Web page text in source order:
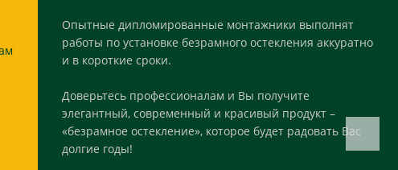
Опытные дипломированные монтажники выполнят
работы по установке безрамного остекления аккуратно
и в короткие сроки.
Доверьтесь профессионалам и Вы получите
элегантный, современный и красивый продукт –
«безрамное остекление», которое будет радовать Вас
долгие годы!